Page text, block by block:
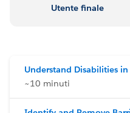
Utente finale
Understand Disabilities
~10 minuti